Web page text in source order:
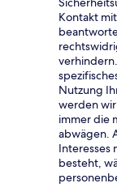
Kontakt
Nutzung
werden
immer die
abwägen.
Interesses
besteht,